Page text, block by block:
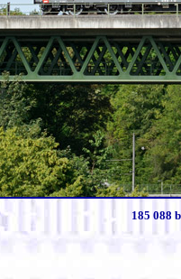
185 088